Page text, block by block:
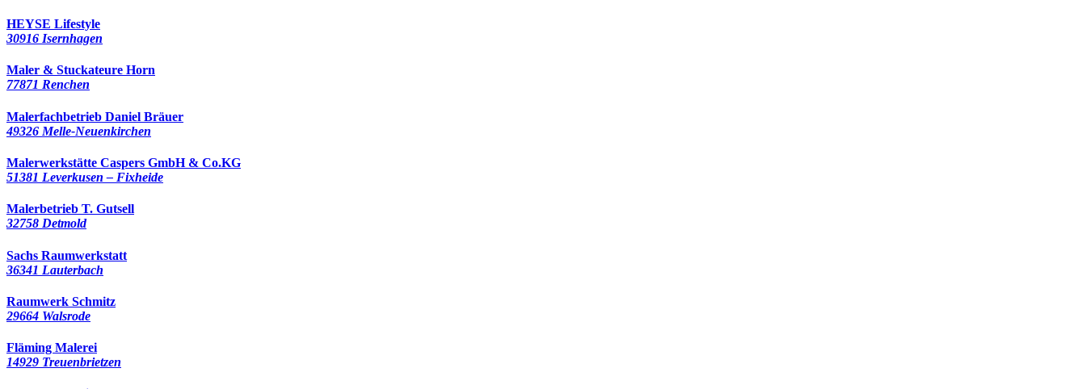
HEYSE Lifestyle
30916 Isernhagen
Maler & Stuckateure Horn
77871 Renchen
Malerfachbetrieb Daniel Bräuer
49326 Melle-Neuenkirchen
Malerwerkstätte Caspers GmbH & Co.KG
51381 Leverkusen – Fixheide
Malerbetrieb T. Gutsell
32758 Detmold
Sachs Raumwerkstatt
36341 Lauterbach
Raumwerk Schmitz
29664 Walsrode
Fläming Malerei
14929 Treuenbrietzen